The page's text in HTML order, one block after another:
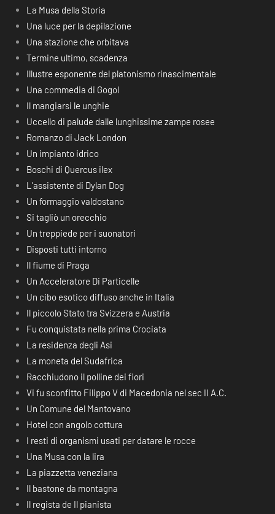
La Musa della Storia
Una luce per la depilazione
Una stazione che orbitava
Termine ultimo, scadenza
Illustre esponente del platonismo rinascimentale
Una commedia di Gogol
Il mangiarsi le unghie
Uccello di palude dalle lunghissime zampe rosee
Romanzo di Jack London
Un impianto idrico
Boschi di Quercus ilex
L’assistente di Dylan Dog
Un formaggio valdostano
Si tagliò un orecchio
Un treppiede per i suonatori
Disposti tutti intorno
Il fiume di Praga
Un Acceleratore Di Particelle
Un cibo esotico diffuso anche in Italia
Il piccolo Stato tra Svizzera e Austria
Fu conquistata nella prima Crociata
La residenza degli Asi
La moneta del Sudafrica
Racchiudono il polline dei fiori
Vi fu sconfitto Filippo V di Macedonia nel sec II A.C.
Un Comune del Mantovano
Hotel con angolo cottura
I resti di organismi usati per datare le rocce
Una Musa con la lira
La piazzetta veneziana
Il bastone da montagna
Il regista de Il pianista